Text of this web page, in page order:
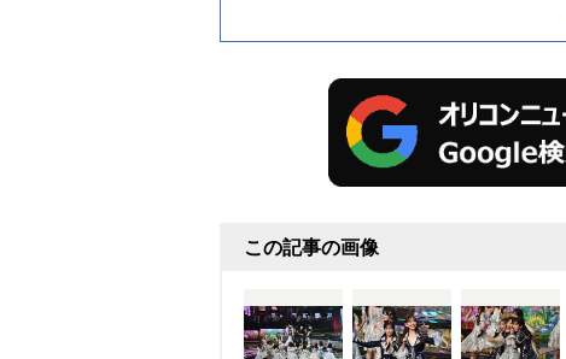
この記事の画像